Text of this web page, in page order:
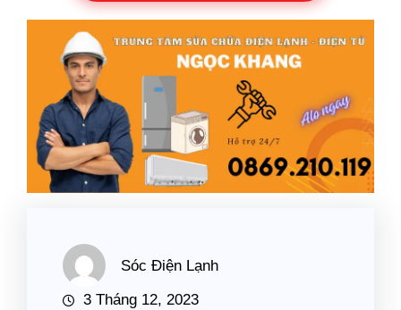
Sóc Điện Lạnh
3 Tháng 12, 2023